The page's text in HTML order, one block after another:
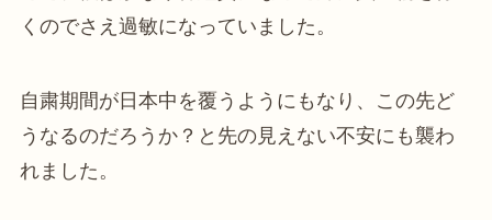
くのでさえ過敏になっていました。
自粛期間が日本中を覆うようにもなり、この先ど
うなるのだろうか？と先の見えない不安にも襲わ
れました。